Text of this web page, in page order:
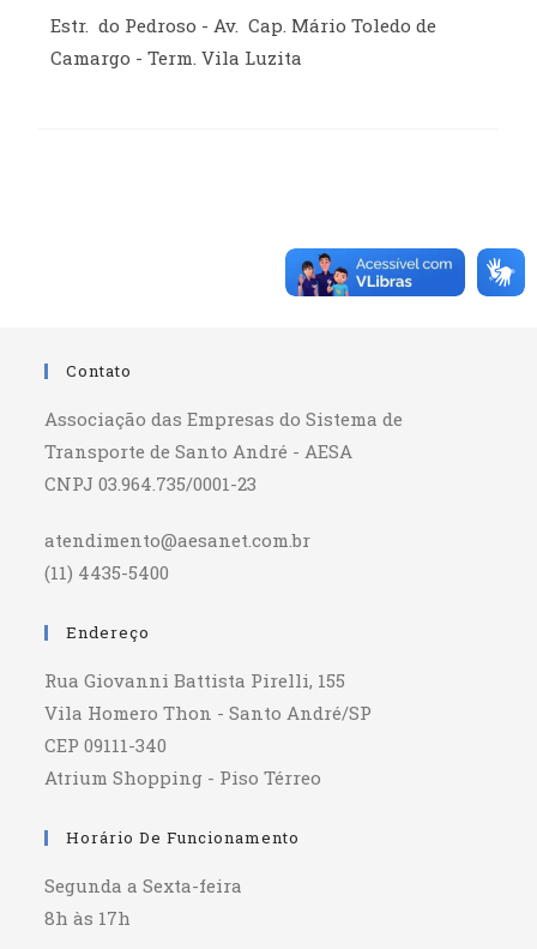
Estr. do Pedroso - Av. Cap. Mário Toledo de
Camargo - Term. Vila Luzita
Contato
Associação das Empresas do Sistema de
Transporte de Santo André - AESA
CNPJ 03.964.735/0001-23
atendimento@aesanet.com.br
(11) 4435-5400
Endereço
Rua Giovanni Battista Pirelli, 155
Vila Homero Thon - Santo André/SP
CEP 09111-340
Atrium Shopping - Piso Térreo
Horário De Funcionamento
Segunda a Sexta-feira
8h às 17h